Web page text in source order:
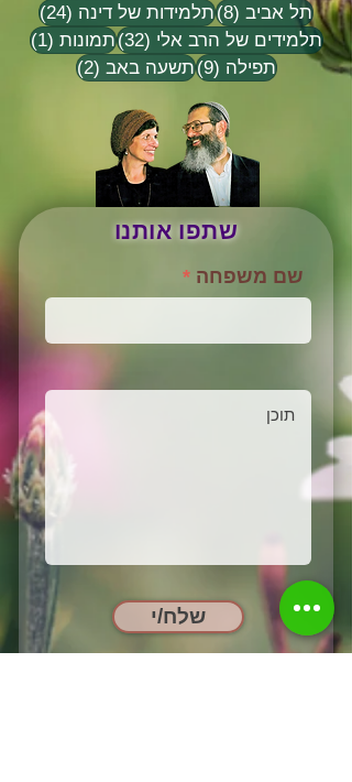
תל אביב (8) 8 פוסטיםתלמידות של דינה (24)
24 פוסטים
תלמידים של הרב אלי (32) 32 פוסטים
תמונות (1)
תפילה (9) 9 פוסטיםתשעה באב (2) 2 פוסטים
שתפו אותנו
שם משפחה
שלח/י